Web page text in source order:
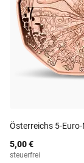
Österreichs 5-
5,00 €
steuerfrei